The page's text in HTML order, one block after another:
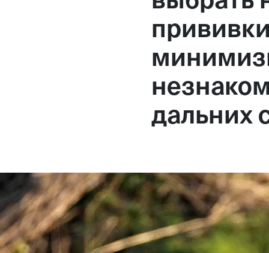
дальних